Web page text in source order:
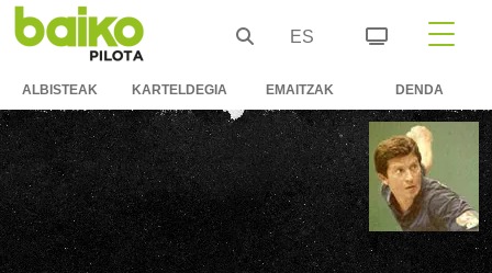
ES
ALBISTEAK KARTELDEGIA EMAITZAK DENDA